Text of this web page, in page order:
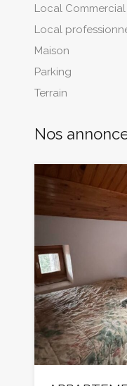
Local Commercial
Local
Maison
Parking
Terrain
Nos